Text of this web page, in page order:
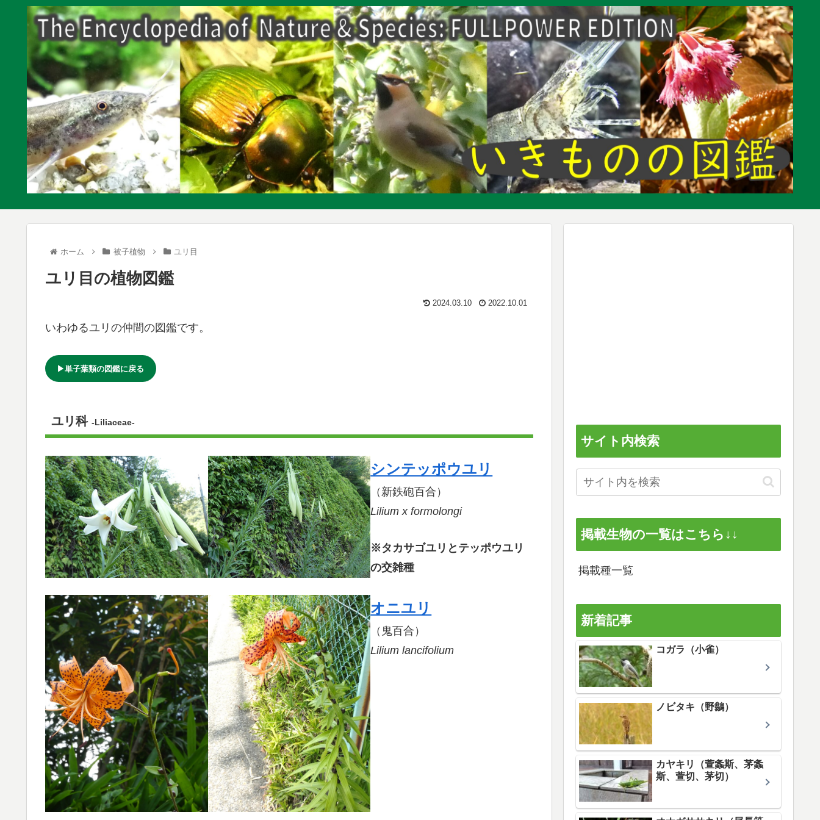
ホーム 被子植物 ユリ目
ユリ目の植物図鑑
2024.03.10 2022.10.01
いわゆるユリの仲間の図鑑です。
▶単子葉類の図鑑に戻る
ユリ科 -Liliaceae-
シンテッポウユリ
（新鉄砲百合）
Lilium x formolongi
※タカサゴユリとテッポウユリ
の交雑種
オニユリ
（鬼百合）
Lilium lancifolium
サイト内検索
掲載生物の一覧はこちら↓↓
掲載種一覧
新着記事
コガラ（小雀）
ノビタキ（野鶲）
カヤキリ（萱螽斯、茅螽
斯、萱切、茅切）